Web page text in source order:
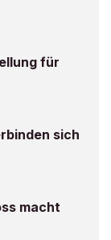
für
sich
macht